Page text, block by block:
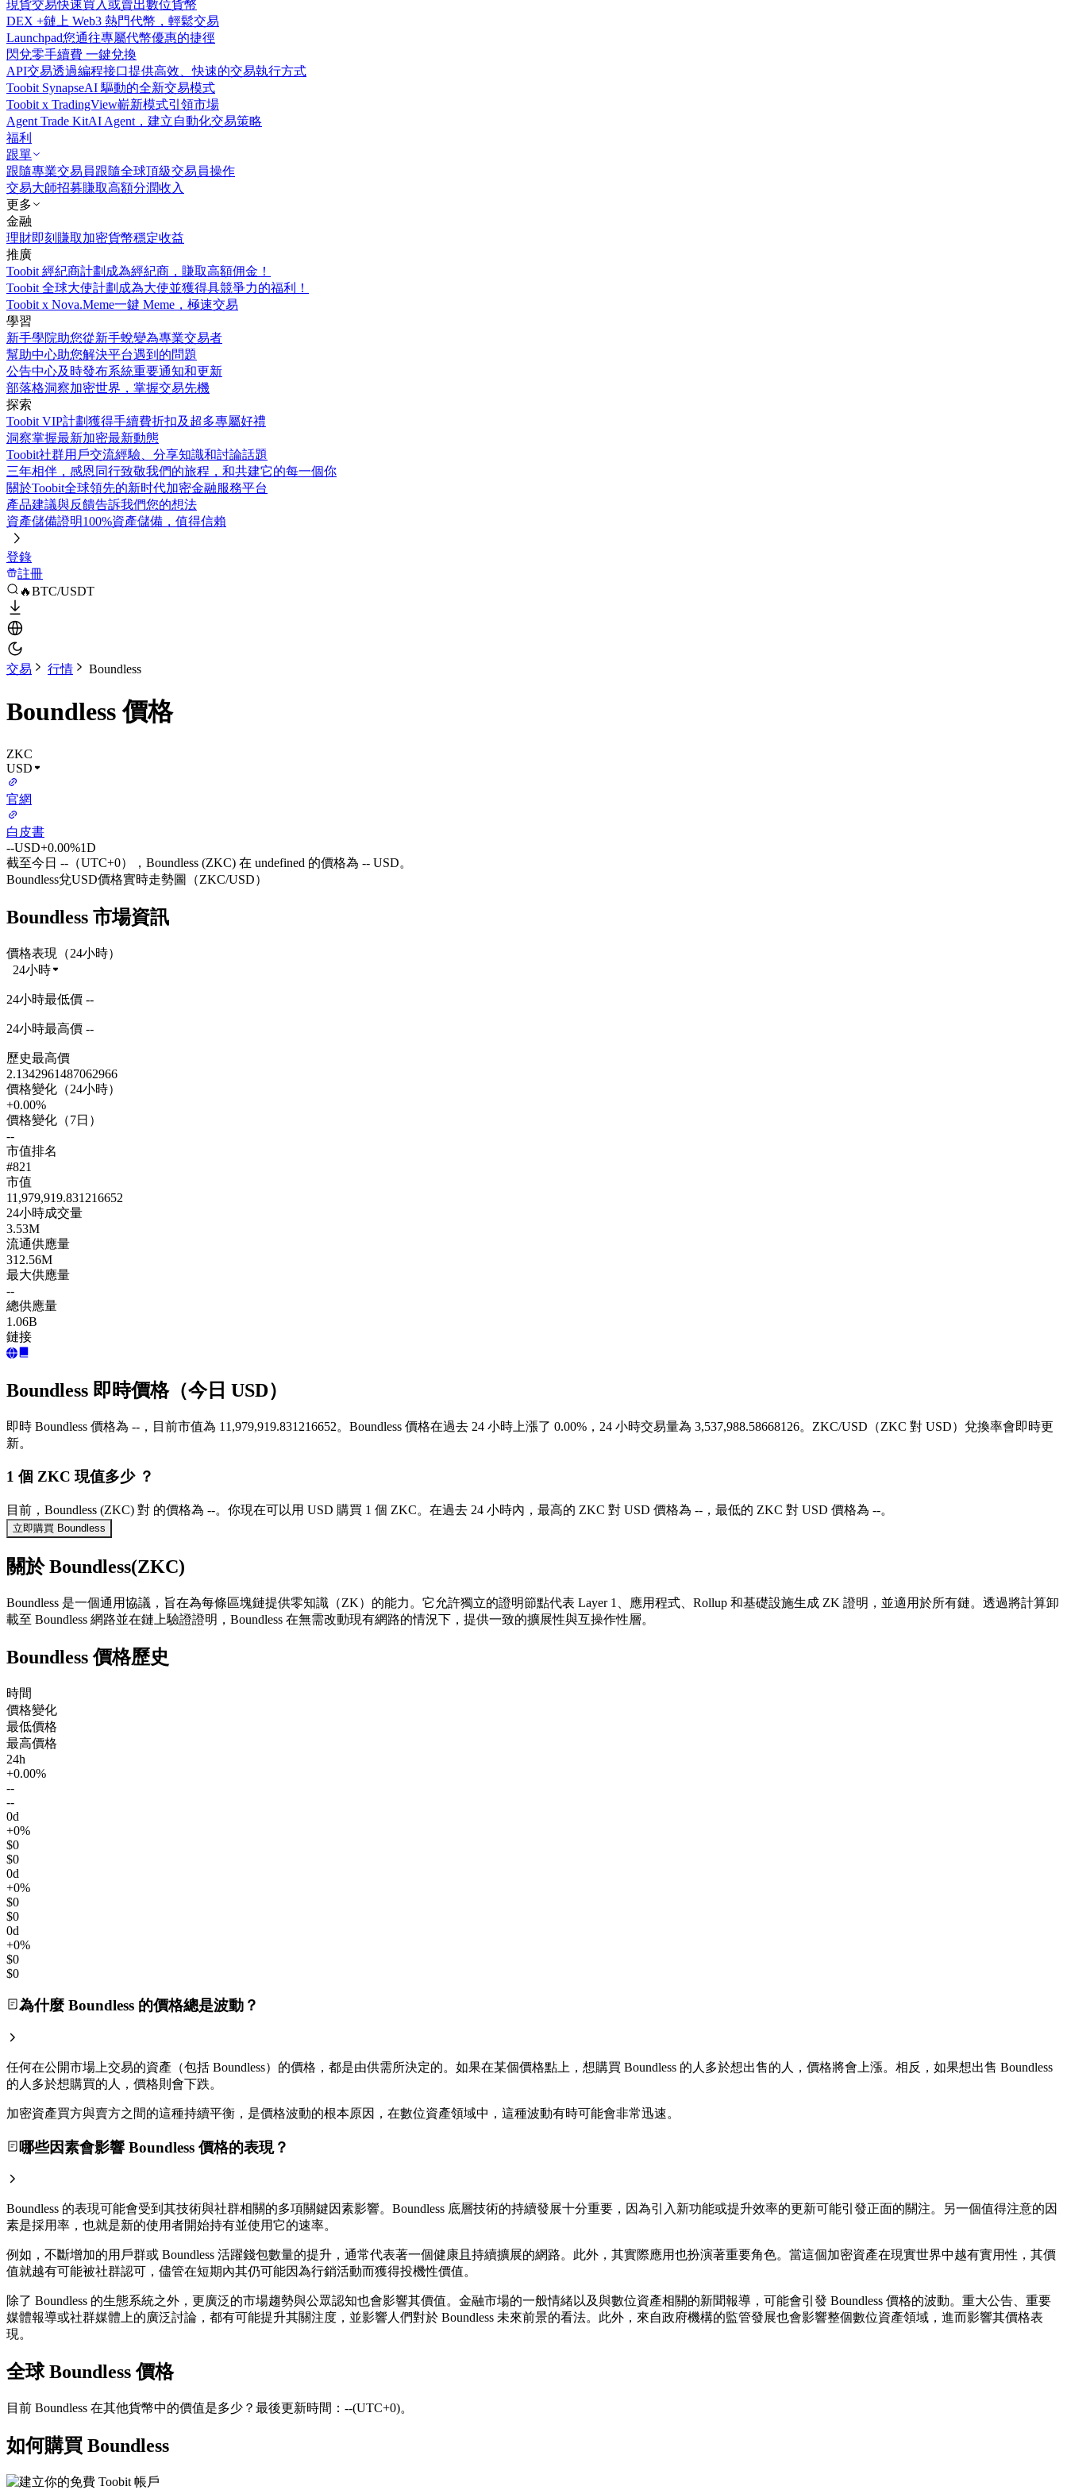
現貨交易快速買入或賣出數位貨幣
DEX +鏈上 Web3 熱門代幣，輕鬆交易
Launchpad您通往專屬代幣優惠的捷徑
閃兌零手續費 一鍵兌換
API交易透過編程接口提供高效、快速的交易執行方式
Toobit SynapseAI 驅動的全新交易模式
Toobit x TradingView嶄新模式引領市場
Agent Trade KitAI Agent，建立自動化交易策略
福利
跟單
跟隨專業交易員跟隨全球頂級交易員操作
交易大師招募賺取高額分潤收入
更多
金融
理財即刻賺取加密貨幣穩定收益
推廣
Toobit 經紀商計劃 成為經紀商，賺取高額佣金！
Toobit 全球大使計劃 成為大使並獲得具競爭力的福利！
Toobit x Nova.Meme一鍵 Meme，極速交易
學習
新手學院助您從新手蛻變為專業交易者
幫助中心助您解決平台遇到的問題
公告中心及時發布系統重要通知和更新
部落格洞察加密世界，掌握交易先機
探索
Toobit VIP計劃獲得手續費折扣及超多專屬好禮
洞察掌握最新加密最新動態
Toobit社群用戶交流經驗、分享知識和討論話題
三年相伴，感恩同行致敬我們的旅程，和共建它的每一個你
關於Toobit全球領先的新时代加密金融服務平台
產品建議與反饋告訴我們您的想法
資產儲備證明100%資產儲備，值得信賴
登錄
註冊
🔥BTC/USDT
交易 行情 Boundless
Boundless 價格
ZKC
USD
官網
白皮書
--USD+0.00%1D
截至今日 --（UTC+0），Boundless (ZKC) 在 undefined 的價格為 -- USD。
Boundless兌USD價格實時走勢圖（ZKC/USD）
Boundless 市場資訊
價格表現（24小時）
24小時
24小時最低價 --
24小時最高價 --
歷史最高價
2.1342961487062966
價格變化（24小時）
+0.00%
價格變化（7日）
--
市值排名
#821
市值
11,979,919.831216652
24小時成交量
3.53M
流通供應量
312.56M
最大供應量
--
總供應量
1.06B
鏈接
Boundless 即時價格（今日 USD）
即時 Boundless 價格為 --，目前市值為 11,979,919.831216652。Boundless 價格在過去 24 小時上漲了 0.00%，24 小時交易量為 3,537,988.58668126。ZKC/USD（ZKC 對 USD）兌換率會即時更
新。
1 個 ZKC 現值多少 ？
目前，Boundless (ZKC) 對 的價格為 --。你現在可以用 USD 購買 1 個 ZKC。在過去 24 小時內，最高的 ZKC 對 USD 價格為 --，最低的 ZKC 對 USD 價格為 --。
立即購買 Boundless
關於 Boundless(ZKC)
Boundless 是一個通用協議，旨在為每條區塊鏈提供零知識（ZK）的能力。它允許獨立的證明節點代表 Layer 1、應用程式、Rollup 和基礎設施生成 ZK 證明，並適用於所有鏈。透過將計算卸
載至 Boundless 網路並在鏈上驗證證明，Boundless 在無需改動現有網路的情況下，提供一致的擴展性與互操作性層。
Boundless 價格歷史
時間
價格變化
最低價格
最高價格
24h
+0.00%
--
--
0d
+0%
$0
$0
0d
+0%
$0
$0
0d
+0%
$0
$0
為什麼 Boundless 的價格總是波動？
任何在公開市場上交易的資產（包括 Boundless）的價格，都是由供需所決定的。如果在某個價格點上，想購買 Boundless 的人多於想出售的人，價格將會上漲。相反，如果想出售 Boundless
的人多於想購買的人，價格則會下跌。
加密資產買方與賣方之間的這種持續平衡，是價格波動的根本原因，在數位資產領域中，這種波動有時可能會非常迅速。
哪些因素會影響 Boundless 價格的表現？
Boundless 的表現可能會受到其技術與社群相關的多項關鍵因素影響。Boundless 底層技術的持續發展十分重要，因為引入新功能或提升效率的更新可能引發正面的關注。另一個值得注意的因
素是採用率，也就是新的使用者開始持有並使用它的速率。
例如，不斷增加的用戶群或 Boundless 活躍錢包數量的提升，通常代表著一個健康且持續擴展的網路。此外，其實際應用也扮演著重要角色。當這個加密資產在現實世界中越有實用性，其價
值就越有可能被社群認可，儘管在短期內其仍可能因為行銷活動而獲得投機性價值。
除了 Boundless 的生態系統之外，更廣泛的市場趨勢與公眾認知也會影響其價值。金融市場的一般情緒以及與數位資產相關的新聞報導，可能會引發 Boundless 價格的波動。重大公告、重要
媒體報導或社群媒體上的廣泛討論，都有可能提升其關注度，並影響人們對於 Boundless 未來前景的看法。此外，來自政府機構的監管發展也會影響整個數位資產領域，進而影響其價格表
現。
全球 Boundless 價格
目前 Boundless 在其他貨幣中的價值是多少？最後更新時間：--(UTC+0)。
如何購買 Boundless